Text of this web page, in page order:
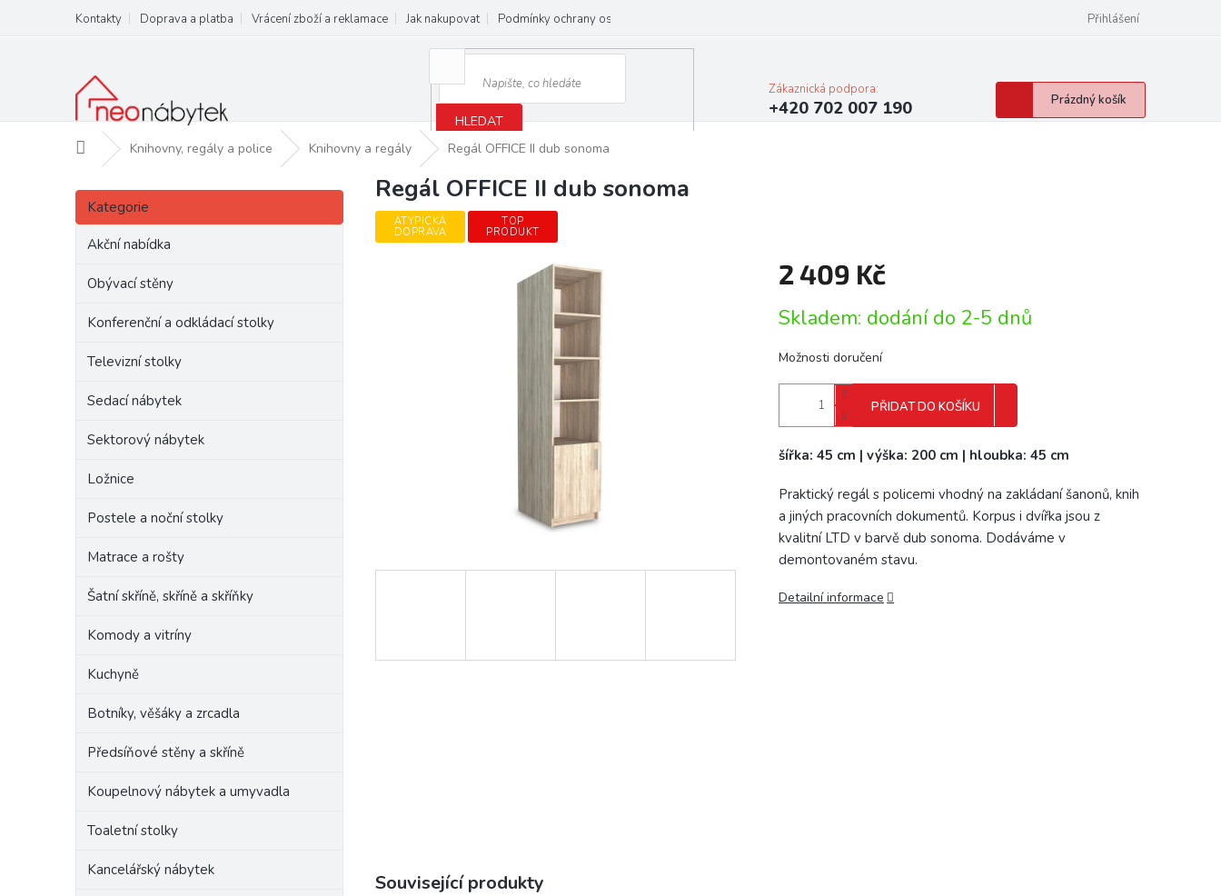
obsah
Kontakty Doprava a platba Vrácení zboží a reklamace Jak nakupovat Podmínky ochrany osobních údajů Přihlášení
HLEDAT
Zákaznická podpora:
+420 702 007 190
Nákupní
košík
Prázdný košík
Domů Knihovny, regály a police Knihovny a regály Regál OFFICE II dub sonoma
P
s
Přeskočit
kategorie
Kategorie
Akční nabídka
Obývací stěny
Konferenční a odkládací stolky
Televizní stolky
Sedací nábytek
Sektorový nábytek
Ložnice
Postele a noční stolky
Matrace a rošty
Šatní skříně, skříně a skříňky
Komody a vitríny
Kuchyně
Botníky, věšáky a zrcadla
Předsíňové stěny a skříně
Koupelnový nábytek a umyvadla
Toaletní stolky
Kancelářský nábytek
Regál OFFICE II dub sonoma
ATYPICKÁ
DOPRAVA
TOP
PRODUKT
2 409 Kč
cena:
Skladem: dodání do 2-5 dnů
Možnosti doručení
PŘIDAT DO KOŠÍKU
šířka: 45 cm | výška: 200 cm | hloubka: 45 cm
Praktický regál s policemi vhodný na zakládaní šanonů, knih
a jiných pracovních dokumentů. Korpus i dvířka jsou z
kvalitní LTD v barvě dub sonoma. Dodáváme v
demontovaném stavu.
Detailní informace
Související produkty